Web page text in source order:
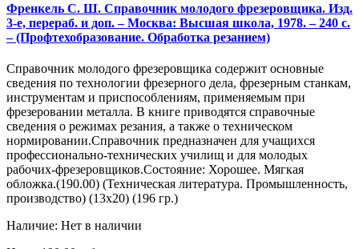
Френкель С. Ш. Справочник молодого фрезеровщика. Изд.
3-е, перераб. и доп. – Москва: Высшая школа, 1978. – 240 с.
– (Профтехобразование. Обработка резанием)
Справочник молодого фрезеровщика содержит основные
сведения по технологии фрезерного дела, фрезерным станкам,
инструментам и приспособлениям, применяемым при
фрезеровании металла. В книге приводятся справочные
сведения о режимах резания, а также о техническом
нормировании.Справочник предназначен для учащихся
профессионально-технических училищ и для молодых
рабочих-фрезеровщиков.Состояние: Хорошее. Мягкая
обложка.(190.00) (Техническая литература. Промышленность,
производство) (13х20) (196 гр.)
Наличие: Нет в наличии